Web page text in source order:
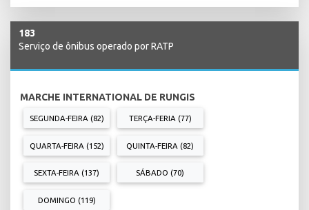
183
Serviço de ônibus operado por RATP
MARCHE INTERNATIONAL DE RUNGIS
SEGUNDA-FEIRA (82) TERÇA-FERIA (77)
QUARTA-FEIRA (152) QUINTA-FEIRA (82)
SEXTA-FEIRA (137) SÁBADO (70)
DOMINGO (119)